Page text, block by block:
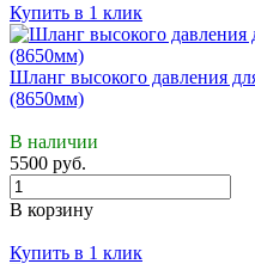
Купить в 1 клик
Шланг высокого давления
(8650мм)
В наличии
5500 руб.
В корзину
Купить в 1 клик